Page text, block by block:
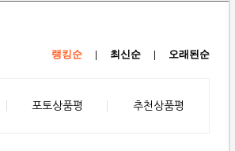
랭킹순 | 최신순 | 오래된순
포토상품평 추천상품평